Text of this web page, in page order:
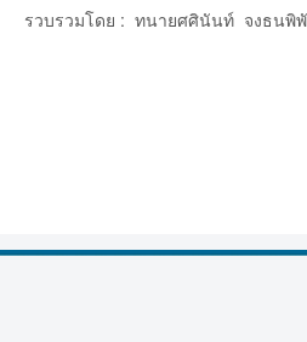
รวบรวมโดย : ทนายศศินันท์ จงธนพิ